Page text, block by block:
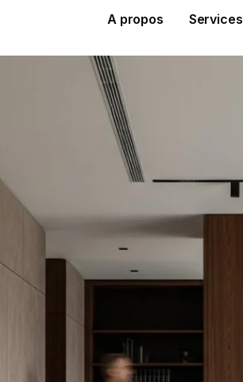
A propos Services